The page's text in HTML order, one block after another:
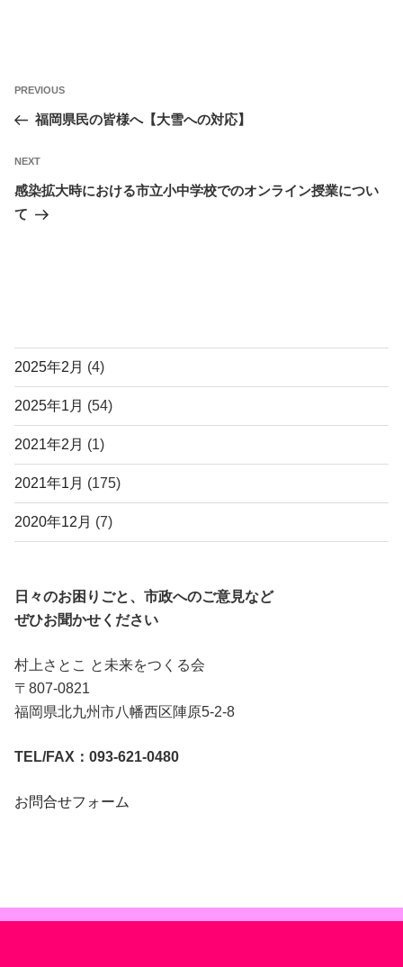
ナ
ビ
ゲ
ー
Previous
Post
PREVIOUS
福岡県民の皆様へ【大雪への対応】
Next
Post
NEXT
感染拡大時における市立小中学校でのオンライン授業につい
て
2025年2月 (4)
2025年1月 (54)
2021年2月 (1)
2021年1月 (175)
2020年12月 (7)
日々のお困りごと、市政へのご意見など
ぜひお聞かせください
村上さとこ と未来をつくる会
〒807-0821
福岡県北九州市八幡西区陣原5-2-8
TEL/FAX：093-621-0480
お問合せフォーム